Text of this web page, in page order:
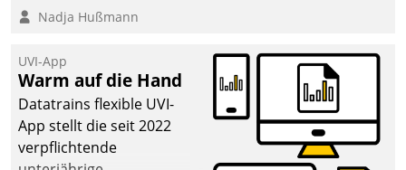
Nadja Hußmann
UVI-App
Warm auf die Hand
Datatrains flexible UVI-
App stellt die seit 2022
verpflichtende